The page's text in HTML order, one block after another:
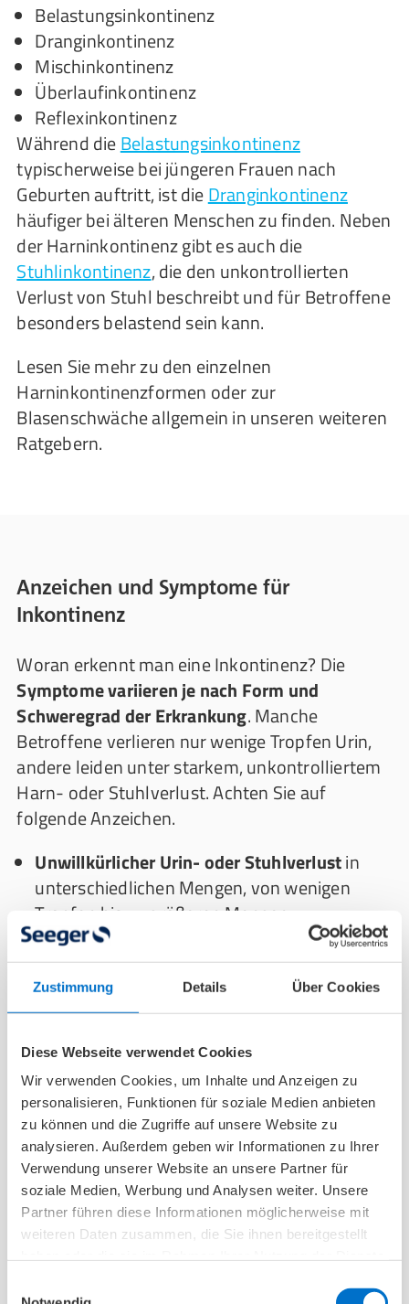
Zustimmung Details Über Cookies
Diese Webseite verwendet Cookies
Wir verwenden Cookies, um Inhalte und Anzeigen zu
personalisieren, Funktionen für soziale Medien anbieten
zu können und die Zugriffe auf unsere Website zu
analysieren. Außerdem geben wir Informationen zu Ihrer
Verwendung unserer Website an unsere Partner für
soziale Medien, Werbung und Analysen weiter. Unsere
Partner führen diese Informationen möglicherweise mit
weiteren Daten zusammen, die Sie ihnen bereitgestellt
Belastungsinkontinenz
Dranginkontinenz
Mischinkontinenz
Überlaufinkontinenz
Reflexinkontinenz
Während dieBelastungsinkontinenz
typischerweise bei jüngeren Frauen nach
Geburten auftritt, ist dieDranginkontinenz
häufiger bei älteren Menschen zu finden. Neben
der Harninkontinenz gibt es auch die
Stuhlinkontinenz, die den unkontrollierten
Verlust von Stuhl beschreibt und für Betroffene
besonders belastend sein kann.
Lesen Sie mehr zu den einzelnen
Harninkontinenzformen oder zur
Blasenschwäche allgemein in unseren weiteren
Ratgebern.
Anzeichen und Symptome für
Inkontinenz
Woran erkennt man eine Inkontinenz? Die
Symptome variieren je nach Form und
Schweregrad der Erkrankung. Manche
Betroffene verlieren nur wenige Tropfen Urin,
andere leiden unter starkem, unkontrolliertem
Harn- oder Stuhlverlust. Achten Sie auf
folgende Anzeichen.
Unwillkürlicher Urin- oder Stuhlverlustin
unterschiedlichen Mengen, von wenigen
Tropfen bis zu größeren Mengen.
Plötzlicher, nicht unterdrückbarer
Harndrang, der so stark ist, dass die Toilette
nicht rechtzeitig erreicht werden kann.
Häufiger Toilettengang, sowohl tagsüber als
auch nachts (Nykturie), oft mehr als acht Mal
in 24 Stunden.
Tröpfelnder Urinverlustnach dem
Wasserlassen oder kontinuierliches
Nachtröpfeln
Gefühl der unvollständigen
Blasenentleerung, als würde nach dem
Toilettengang noch Urin in der Blase
verbleiben.
auf der Kleidung.